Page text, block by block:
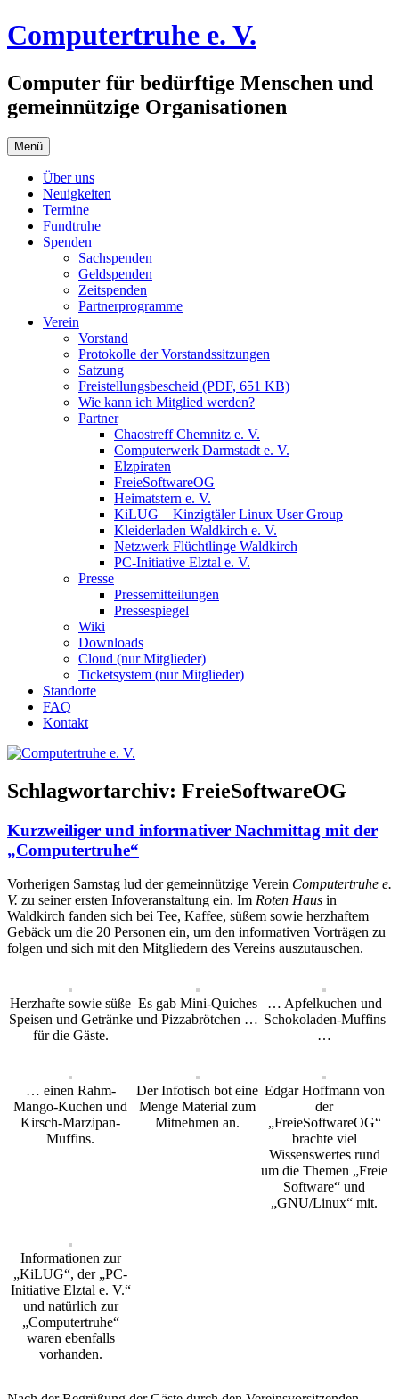
Zum
Inhalt
Computertruhe e. V.
Computer für bedürftige Menschen und
gemeinnützige Organisationen
Menü
Über uns
Neuigkeiten
Termine
Fundtruhe
Spenden
Sachspenden
Geldspenden
Zeitspenden
Partnerprogramme
Verein
Vorstand
Protokolle der Vorstandssitzungen
Satzung
Freistellungsbescheid (PDF, 651 KB)
Wie kann ich Mitglied werden?
Partner
Chaostreff Chemnitz e. V.
Computerwerk Darmstadt e. V.
Elzpiraten
FreieSoftwareOG
Heimatstern e. V.
KiLUG – Kinzigtäler Linux User Group
Kleiderladen Waldkirch e. V.
Netzwerk Flüchtlinge Waldkirch
PC-Initiative Elztal e. V.
Presse
Pressemitteilungen
Pressespiegel
Wiki
Downloads
Cloud (nur Mitglieder)
Ticketsystem (nur Mitglieder)
Standorte
FAQ
Kontakt
Schlagwortarchiv: FreieSoftwareOG
Kurzweiliger und informativer Nachmittag mit der
„Computertruhe“
Vorherigen Samstag lud der gemeinnützige Verein Computertruhe e.
V. zu seiner ersten Infoveranstaltung ein. Im Roten Haus in
Waldkirch fanden sich bei Tee, Kaffee, süßem sowie herzhaftem
Gebäck um die 20 Personen ein, um den informativen Vorträgen zu
folgen und sich mit den Mitgliedern des Vereins auszutauschen.
Herzhafte sowie süße
Speisen und Getränke
für die Gäste.
Es gab Mini-Quiches
und Pizzabrötchen …
… Apfelkuchen und
Schokoladen-Muffins
…
… einen Rahm-
Mango-Kuchen und
Kirsch-Marzipan-
Muffins.
Der Infotisch bot eine
Menge Material zum
Mitnehmen an.
Edgar Hoffmann von
der
„FreieSoftwareOG“
brachte viel
Wissenswertes rund
um die Themen „Freie
Software“ und
„GNU/Linux“ mit.
Informationen zur
„KiLUG“, der „PC-
Initiative Elztal e. V.“
und natürlich zur
„Computertruhe“
waren ebenfalls
vorhanden.